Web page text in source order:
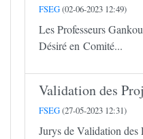
FSEG(02-06-2023 12:49)
Les Professeurs
Désiré en Comité...
Validation des
FSEG(27-05-2023 12:31)
Jurys de Validation des